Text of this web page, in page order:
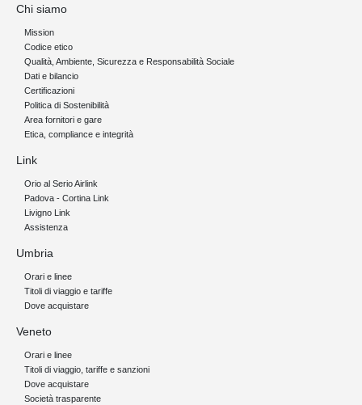
Chi siamo
Mission
Codice etico
Qualità, Ambiente, Sicurezza e Responsabilità Sociale
Dati e bilancio
Certificazioni
Politica di Sostenibilità
Area fornitori e gare
Etica, compliance e integrità
Link
Orio al Serio Airlink
Padova - Cortina Link
Livigno Link
Assistenza
Umbria
Orari e linee
Titoli di viaggio e tariffe
Dove acquistare
Veneto
Orari e linee
Titoli di viaggio, tariffe e sanzioni
Dove acquistare
Società trasparente